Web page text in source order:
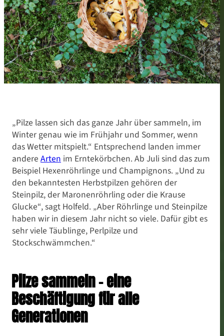
„Pilze lassen sich das ganze Jahr über sammeln, im
Winter genau wie im Frühjahr und Sommer, wenn
das Wetter mitspielt.“ Entsprechend landen immer
andere Arten im Erntekörbchen. Ab Juli sind das zum
Beispiel Hexenröhrlinge und Champignons. „Und zu
den bekanntesten Herbstpilzen gehören der
Steinpilz, der Maronenröhrling oder die Krause
Glucke“, sagt Holfeld. „Aber Röhrlinge und Steinpilze
haben wir in diesem Jahr nicht so viele. Dafür gibt es
sehr viele Täublinge, Perlpilze und
Stockschwämmchen.“
Pilze sammeln – eine
Beschäftigung für alle
Generationen